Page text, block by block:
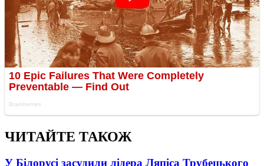
ЧИТАЙТЕ ТАКОЖ
У Білорусі засудили лідера Ляпіса Трубецького